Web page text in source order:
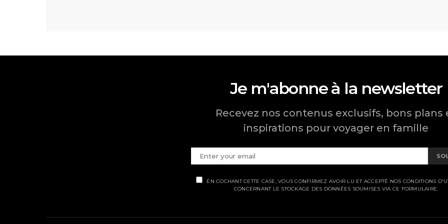
Je m'abonne à la newsletter
Recevez nos contenus exclusifs, bons plans
inspirations pour voyager en famille
EN COCHANT CETTE CASE, VOUS CONFIRMEZ AVOIR LU ET ACCEPTÉ NOS CONDITIONS
CONCERNANT LE STOCKAGE DES DONNÉES SOUMISES VIA CE FORMULAIRE.